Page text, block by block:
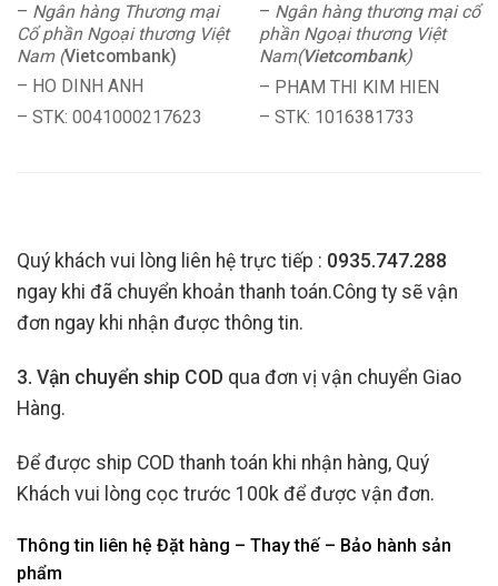
– Ngân hàng Thương mại
Cổ phần Ngoại thương Việt
Nam (Vietcombank)
– HO DINH ANH
– STK: 0041000217623
– Ngân hàng thương mại cổ
phần Ngoại thương Việt
Nam(Vietcombank)
– PHAM THI KIM HIEN
– STK: 1016381733
Quý khách vui lòng liên hệ trực tiếp : 0935.747.288
ngay khi đã chuyển khoản thanh toán.Công ty sẽ vận
đơn ngay khi nhận được thông tin.
3. Vận chuyển ship COD qua đơn vị vận chuyển Giao
Hàng.
Để được ship COD thanh toán khi nhận hàng, Quý
Khách vui lòng cọc trước 100k để được vận đơn.
Thông tin liên hệ Đặt hàng – Thay thế – Bảo hành sản
phẩm